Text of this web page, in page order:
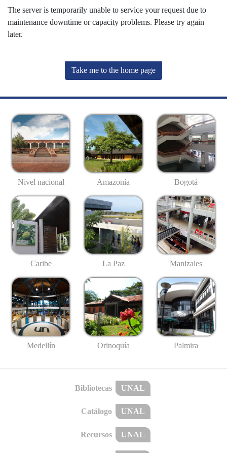
The server is temporarily unable to service your request due to
maintenance downtime or capacity problems. Please try again
later.
Take me to the home page
Nivel nacional Amazonía Bogotá
Caribe La Paz Manizales
Medellín Orinoquía Palmira
Bibliotecas UNAL
Catálogo UNAL
Recursos UNAL